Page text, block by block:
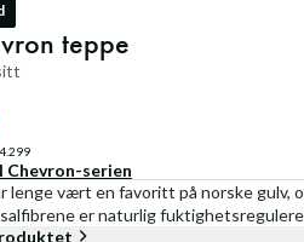
teppe
4.299
Chevron-serien
lenge vært en favoritt på norske gulv,
er naturlig